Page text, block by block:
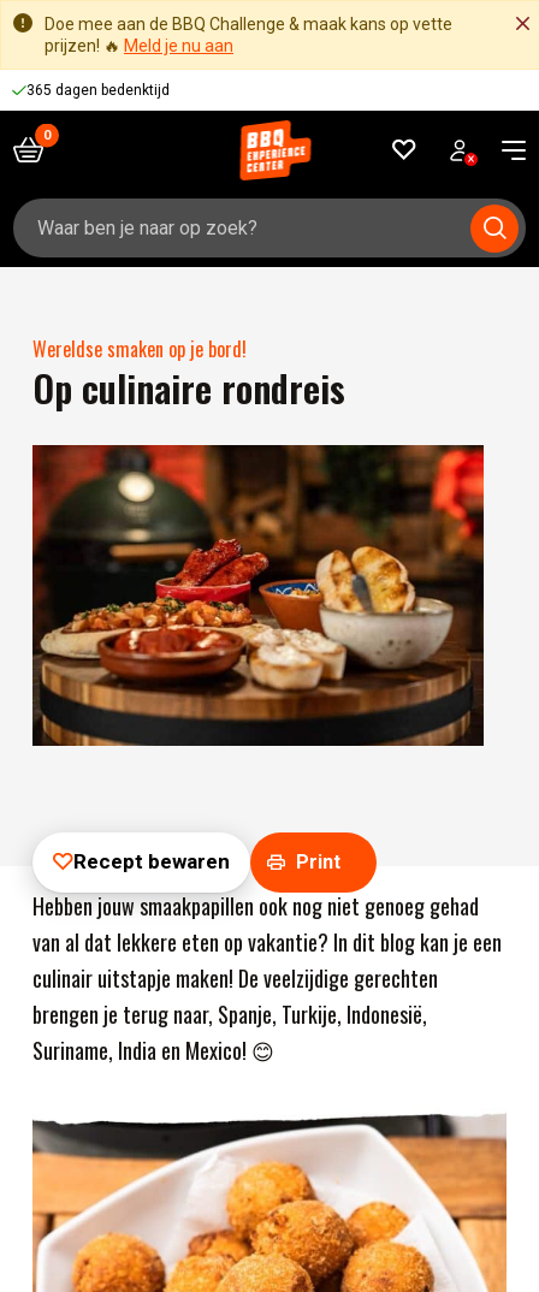
Doe mee aan de BBQ Challenge & maak kans op vette
prijzen! 🔥 Meld je nu aan
365 dagen bedenktijd
Zoeken
naar:
Wereldse smaken op je bord!
Op culinaire rondreis
Recept bewaren Print
Hebben jouw smaakpapillen ook nog niet genoeg gehad
van al dat lekkere eten op vakantie? In dit blog kan je een
culinair uitstapje maken! De veelzijdige gerechten
brengen je terug naar, Spanje, Turkije, Indonesië,
Suriname, India en Mexico! 😊